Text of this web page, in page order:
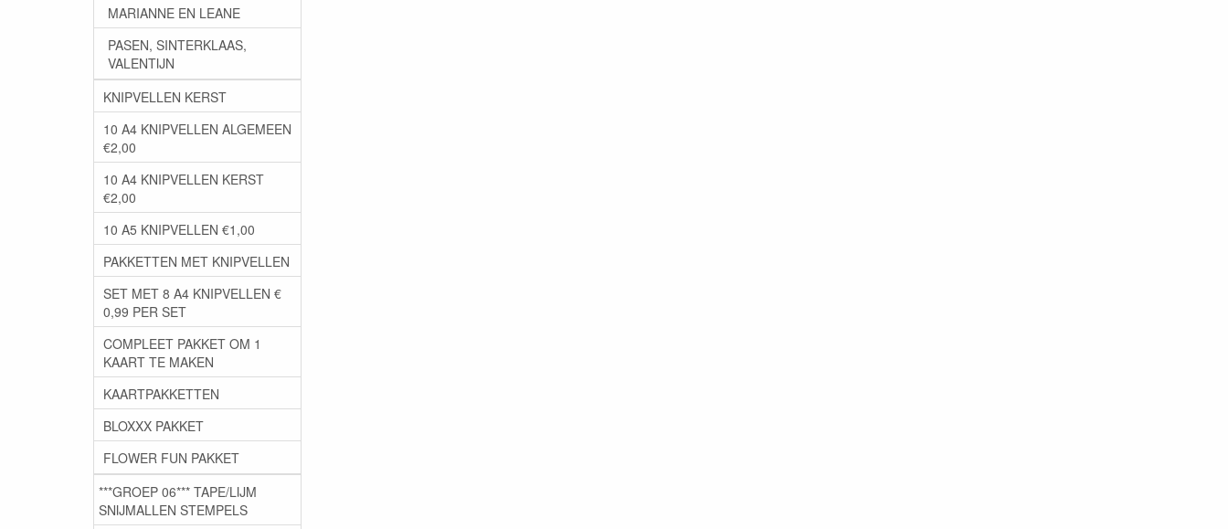
MARIANNE EN LEANE
PASEN, SINTERKLAAS,
VALENTIJN
KNIPVELLEN KERST
10 A4 KNIPVELLEN ALGEMEEN
€2,00
10 A4 KNIPVELLEN KERST
€2,00
10 A5 KNIPVELLEN €1,00
PAKKETTEN MET KNIPVELLEN
SET MET 8 A4 KNIPVELLEN €
0,99 PER SET
COMPLEET PAKKET OM 1
KAART TE MAKEN
KAARTPAKKETTEN
BLOXXX PAKKET
FLOWER FUN PAKKET
***GROEP 06*** TAPE/LIJM
SNIJMALLEN STEMPELS